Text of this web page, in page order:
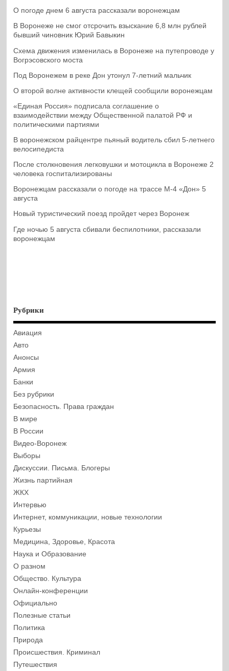
О погоде днем 6 августа рассказали воронежцам
В Воронеже не смог отсрочить взыскание 6,8 млн рублей
бывший чиновник Юрий Бавыкин
Схема движения изменилась в Воронеже на путепроводе у
Вогрэсовского моста
Под Воронежем в реке Дон утонул 7-летний мальчик
О второй волне активности клещей сообщили воронежцам
«Единая Россия» подписала соглашение о
взаимодействии между Общественной палатой РФ и
политическими партиями
В воронежском райцентре пьяный водитель сбил 5-летнего
велосипедиста
После столкновения легковушки и мотоцикла в Воронеже 2
человека госпитализированы
Воронежцам рассказали о погоде на трассе М-4 «Дон» 5
августа
Новый туристический поезд пройдет через Воронеж
Где ночью 5 августа сбивали беспилотники, рассказали
воронежцам
Рубрики
Авиация
Авто
Анонсы
Армия
Банки
Без рубрики
Безопасность. Права граждан
В мире
В России
Видео-Воронеж
Выборы
Дискуссии. Письма. Блогеры
Жизнь партийная
ЖКХ
Интервью
Интернет, коммуникации, новые технологии
Курьезы
Медицина, Здоровье, Красота
Наука и Образование
О разном
Общество. Культура
Онлайн-конференции
Официально
Полезные статьи
Политика
Природа
Происшествия. Криминал
Путешествия